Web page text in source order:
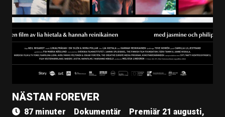
NÄSTAN FOREVER
87 minuter Dokumentär
Premiär 21 augusti,